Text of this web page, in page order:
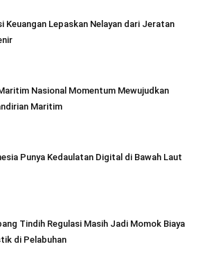
Keuangan Lepaskan Nelayan dari Jeratan
Nasional Momentum Mewujudkan
Maritim
Punya Kedaulatan Digital di Bawah Laut
Tindih Regulasi Masih Jadi Momok Biaya
di Pelabuhan